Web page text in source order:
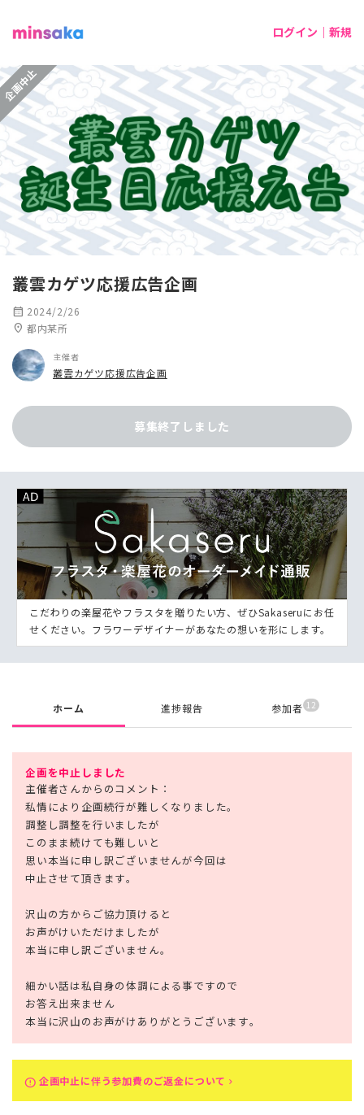
ログイン｜新規
企画中止
叢雲カゲツ応援広告企画
calendar_month 2024/2/26
location_on 都内某所
主催者
叢雲カゲツ応援広告企画
募集終了しました
こだわりの楽屋花やフラスタを贈りたい方、ぜひSakaseruにお任
せください。フラワーデザイナーがあなたの想いを形にします。
ホーム 進捗報告 参加者 12
企画を中止しました
主催者さんからのコメント：
私情により企画続行が難しくなりました。
調整し調整を行いましたが
このまま続けても難しいと
思い本当に申し訳ございませんが今回は
中止させて頂きます。
沢山の方からご協力頂けると
お声がけいただけましたが
本当に申し訳ございません。
細かい話は私自身の体調による事ですので
お答え出来ません
本当に沢山のお声がけありがとうございます。
error 企画中止に伴う参加費のご返金について keyboard_arrow_right